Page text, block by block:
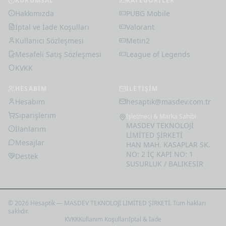
Steam Cüzdan Kodu 75
3.255 18 ₺
Hakkımızda
İptal ve İade Koşulları
Kullanıcı Sözleşmesi
Mesafeli Satış Sözleşmesi
KVKK
PUBG Mobile
Valorant
Metin2
League of Legends
Hesabım
Siparişlerim
İlanlarım
Mesajlar
Destek
hesaptik@masdev.com.tr
İşletmeci & Marka Sahibi
MASDEV TEKNOLOJİ
LİMİTED ŞİRKETİ
HAN MAH. KASAPLAR SK.
NO: 2 İÇ KAPI NO: 1
SUSURLUK / BALIKESİR
© 2026 Hesaptik — MASDEV TEKNOLOJİ LİMİTED ŞİRKETİ. Tüm hakları
saklıdır.
KVKKKullanım Koşullarıİptal & İade